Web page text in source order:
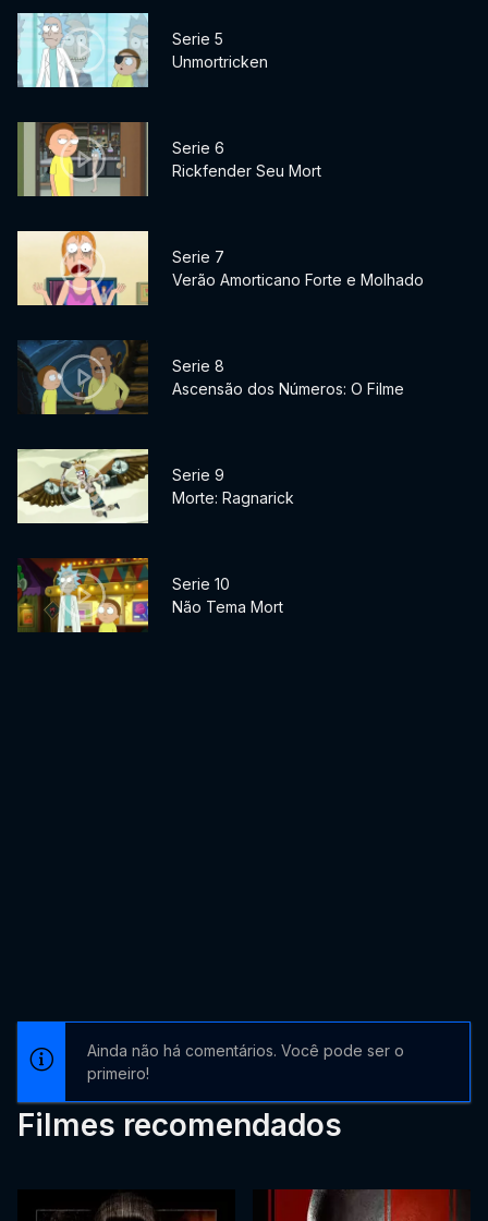
Serie 5
Unmortricken
Serie 6
Rickfender Seu Mort
Serie 7
Verão Amorticano Forte e Molhado
Serie 8
Ascensão dos Números: O Filme
Serie 9
Morte: Ragnarick
Serie 10
Não Tema Mort
Ainda não há comentários. Você pode ser o
primeiro!
Filmes recomendados